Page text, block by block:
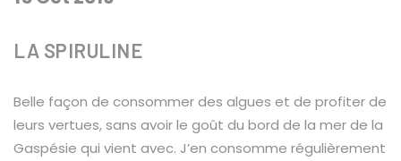
LA SPIRULINE
Belle façon de consommer des algues et de profiter de
leurs vertues, sans avoir le goût du bord de la mer de la
Gaspésie qui vient avec. J’en consomme régulièrement